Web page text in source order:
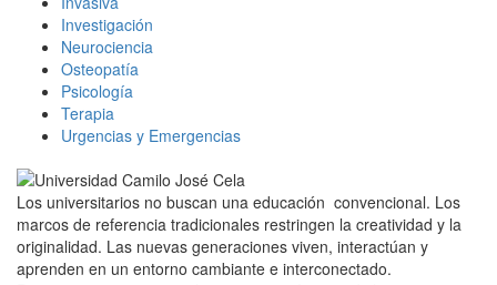
Investigación
Neurociencia
Osteopatía
Psicología
Terapia
Urgencias y Emergencias
Los universitarios no buscan una educación convencional. Los
marcos de referencia tradicionales restringen la creatividad y la
originalidad. Las nuevas generaciones viven, interactúan y
aprenden en un entorno cambiante e interconectado.